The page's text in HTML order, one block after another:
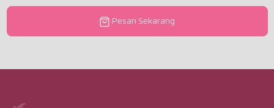
Pesan Sekarang